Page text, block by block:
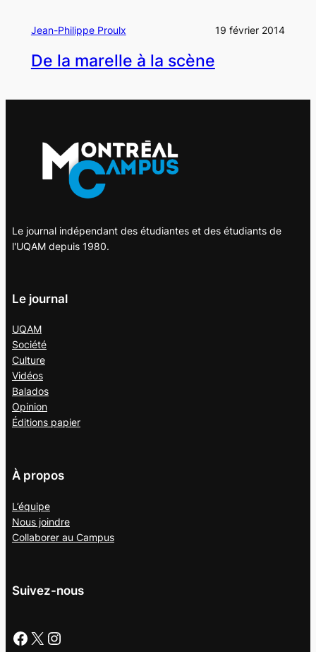
Jean-Philippe Proulx 19 février 2014
De la marelle à la scène
Le journal indépendant des étudiantes et des étudiants de
l'UQAM depuis 1980.
Le journal
UQAM
Société
Culture
Vidéos
Balados
Opinion
Éditions papier
À propos
L’équipe
Nous joindre
Collaborer au Campus
Suivez-nous
Facebook X Instagram